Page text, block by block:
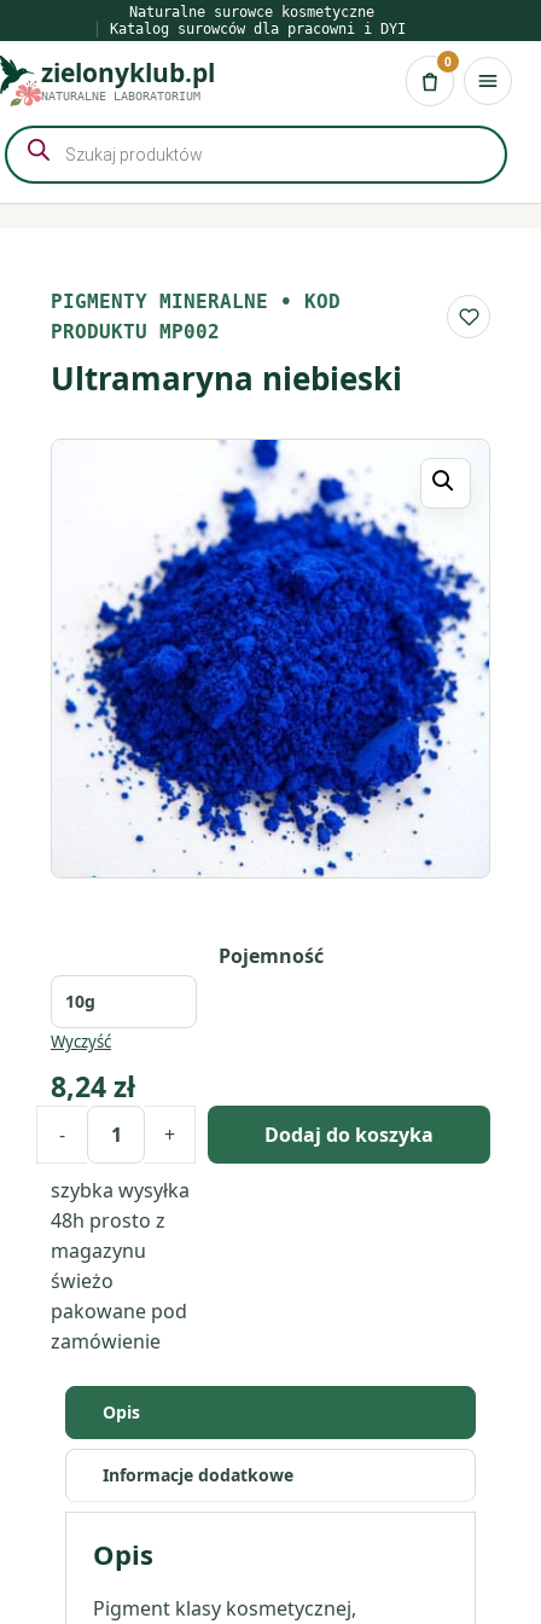
do
treści
Naturalne surowce kosmetyczne
Katalog surowców dla pracowni i DYI
zielonyklub.pl
NATURALNE LABORATORIUM Koszyk
0
Wyszukiwarka
produktów
PIGMENTY MINERALNE • KOD
PRODUKTU MP002
Do
Ultramaryna niebieski
Pojemność
Wyczyść
8,24zł
- + Dodaj do koszyka
szybka wysyłka
48h prosto z
magazynu
świeżo
pakowane pod
zamówienie
Opis
Informacje dodatkowe
Opis
Pigment klasy kosmetycznej,